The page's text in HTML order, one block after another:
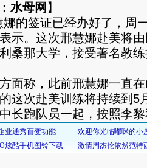
水母网 】
签证已经办好了，周
示。这次邢慧娜赴美将
桑那大学，接受著名教
称，此前邢慧娜一直在
这次赴美训练将持续到5
长跑队员一起，按照李